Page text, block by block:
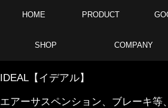
HOME PRODUCT
SHOP COMPANY
IDEAL【イデアル】
エアーサスペンション、ブレーキ等